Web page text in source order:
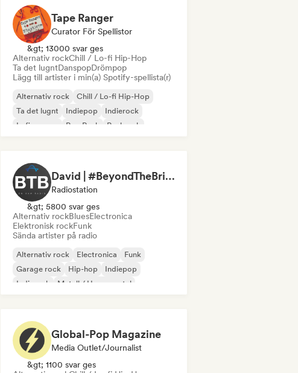
Tape Ranger
Curator För Spellistor
&gt; 13000 svar ges
Alternativ rockChill / Lo-fi Hip-Hop
Ta det lugntDanspopDrömpop
Lägg till artister i min(a) Spotify-spellista(r)
Alternativ rock
Chill / Lo-fi Hip-Hop
Ta det lugnt
Indiepop
Indierock
Lofi sovrum
Pop Punk Punkrock
David | #BeyondTheBridge on Raw Radio |
Radiostation
&gt; 5800 svar ges
Alternativ rockBluesElectronica
Elektronisk rockFunk
Sända artister på radio
Alternativ rock Electronica
Funk
Garage rock
Hip-hop
Indiepop
Indierock
Metall / Heavy metal
Global-Pop Magazine
Media Outlet/Journalist
&gt; 1100 svar ges